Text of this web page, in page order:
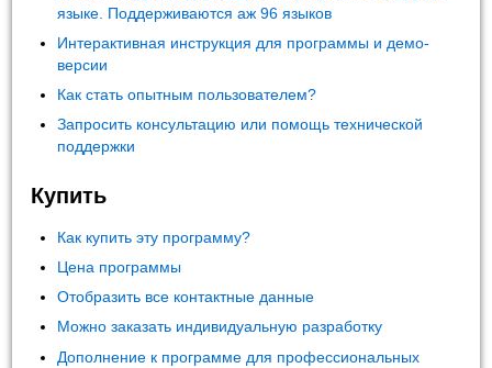
языке. Поддерживаются аж 96 языков
Интерактивная инструкция для программы и демо-
версии
Как стать опытным пользователем?
Запросить консультацию или помощь технической
поддержки
Купить
Как купить эту программу?
Цена программы
Отобразить все контактные данные
Можно заказать индивидуальную разработку
Дополнение к программе для профессиональных